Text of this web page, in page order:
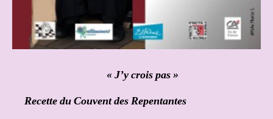
« J’y crois pas »
Recette du Couvent des Repentantes